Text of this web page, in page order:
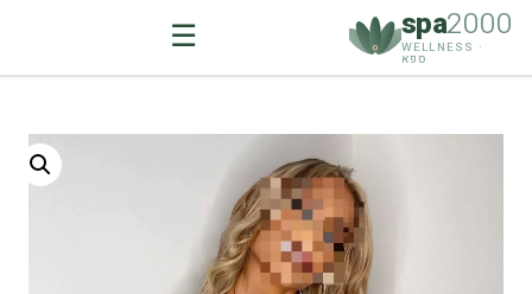
spa2000
WELLNESS ·
ספא ☰